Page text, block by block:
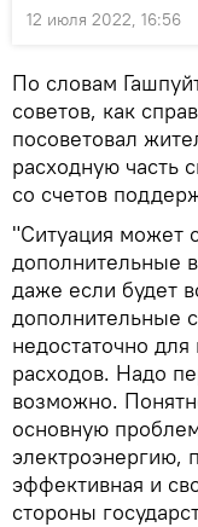
12 июля 2022, 16:56
По словам
советов, как
посоветовал
расходную часть
со счетов
"Ситуация может
дополнительные
даже если будет
дополнительные
недостаточно
расходов. Надо
возможно.
основную
электроэнергию,
эффективная и
стороны